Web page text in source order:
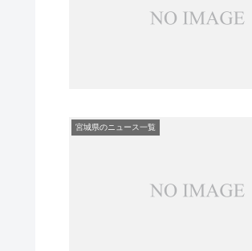
宮城県のニュース一覧